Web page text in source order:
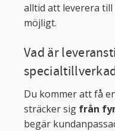
alltid att leverera till
möjligt.
Vad är
Du kommer att få
sträcker sig från
begär